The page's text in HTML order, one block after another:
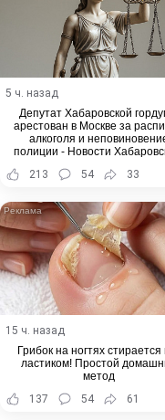
5 ч. назад
Депутат Хабаровской
арестован в Москве за
алкоголя и
полиции - Новости
213 54 33
15 ч. назад
Грибок на ногтях стирается
ластиком! Простой
метод
137
54 61